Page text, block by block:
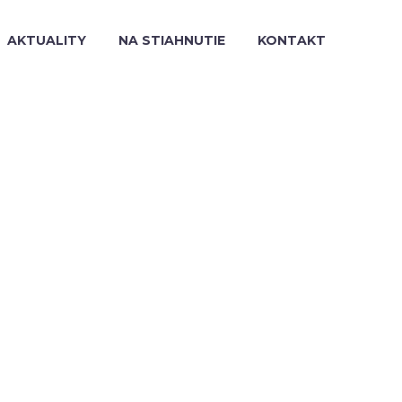
AKTUALITY NA STIAHNUTIE KONTAKT